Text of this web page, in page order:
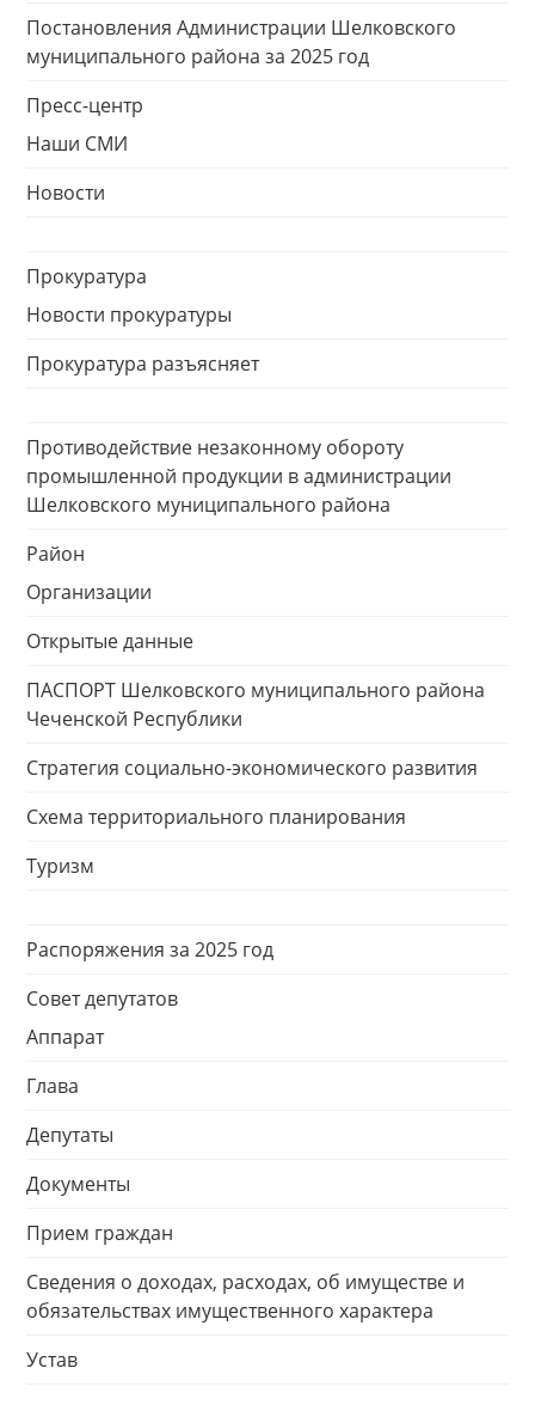
Постановления Администрации Шелковского
муниципального района за 2025 год
Пресс-центр
Наши СМИ
Новости
Прокуратура
Новости прокуратуры
Прокуратура разъясняет
Противодействие незаконному обороту
промышленной продукции в администрации
Шелковского муниципального района
Район
Организации
Открытые данные
ПАСПОРТ Шелковского муниципального района
Чеченской Республики
Стратегия социально-экономического развития
Схема территориального планирования
Туризм
Распоряжения за 2025 год
Совет депутатов
Аппарат
Глава
Депутаты
Документы
Прием граждан
Сведения о доходах, расходах, об имуществе и
обязательствах имущественного характера
Устав